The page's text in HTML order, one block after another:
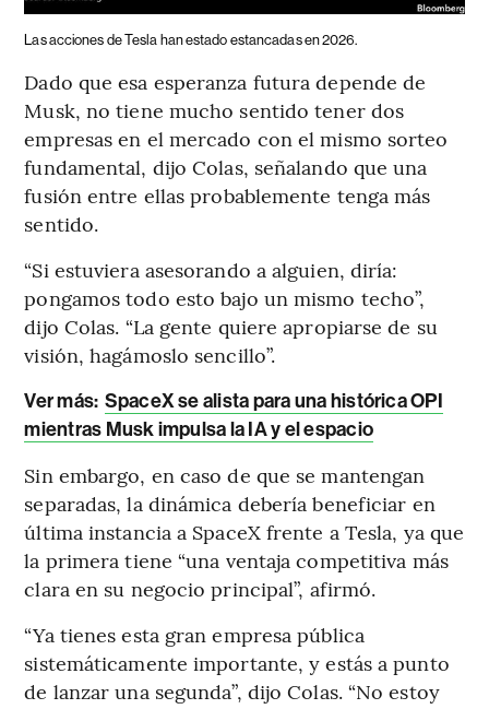
Las acciones de Tesla han estado estancadas en 2026.
Dado que esa esperanza futura depende de
Musk, no tiene mucho sentido tener dos
empresas en el mercado con el mismo sorteo
fundamental, dijo Colas, señalando que una
fusión entre ellas probablemente tenga más
sentido.
“Si estuviera asesorando a alguien, diría:
pongamos todo esto bajo un mismo techo”,
dijo Colas. “La gente quiere apropiarse de su
visión, hagámoslo sencillo”.
Ver más: SpaceX se alista para una histórica OPI
mientras Musk impulsa la IA y el espacio
Sin embargo, en caso de que se mantengan
separadas, la dinámica debería beneficiar en
última instancia a SpaceX frente a Tesla, ya que
la primera tiene “una ventaja competitiva más
clara en su negocio principal”, afirmó.
“Ya tienes esta gran empresa pública
sistemáticamente importante, y estás a punto
de lanzar una segunda”, dijo Colas. “No estoy